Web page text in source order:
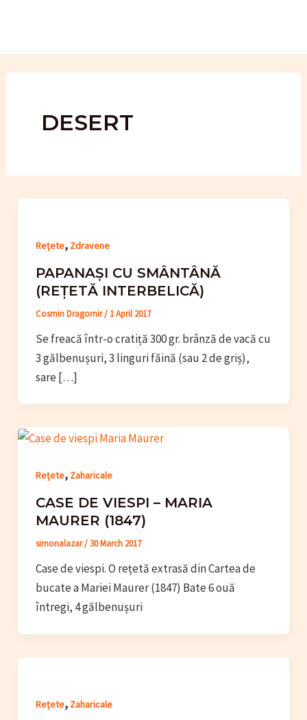
DESERT
Rețete, Zdravene
PAPANAȘI CU SMÂNTÂNĂ
(REȚETĂ INTERBELICĂ)
Cosmin Dragomir/ 1 April 2017
Se freacă într-o cratiță 300 gr. brânză de vacă cu
3 gălbenușuri, 3 linguri făină (sau 2 de griș),
sare […]
Rețete, Zaharicale
CASE DE VIESPI – MARIA
MAURER (1847)
simonalazar/ 30 March 2017
Case de viespi. O rețetă extrasă din Cartea de
bucate a Mariei Maurer (1847) Bate 6 ouă
întregi, 4 gălbenușuri
Rețete, Zaharicale